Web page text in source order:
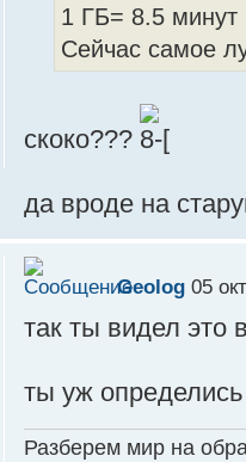
1 ГБ= 8.5 минут
Сейчас самое
скоко???
да вроде на
Geolog 05
так ты видел это
ты уж
Разберем мир на